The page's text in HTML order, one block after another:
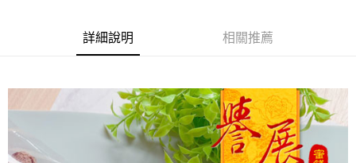
每筆NT$60，滿NT$799(含以上)免運費
付款後全家取貨
每筆NT$60，滿NT$799(含以上)免運費
詳細說明 相關推薦